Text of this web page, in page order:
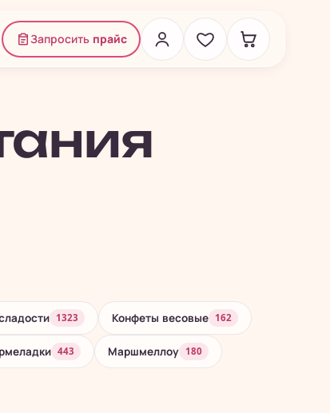
Запросить прайс
1323 Конфеты весовые 162
443 Маршмеллоу 180